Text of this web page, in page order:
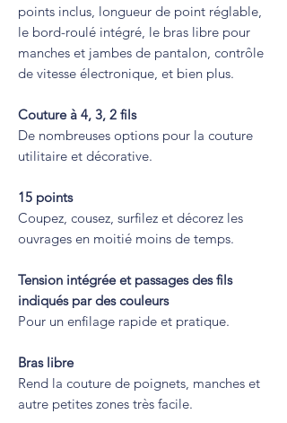
points inclus, longueur de point réglable,
le bord-roulé intégré, le bras libre pour
manches et jambes de pantalon, contrôle
de vitesse électronique, et bien plus.
Couture à 4, 3, 2 fils
De nombreuses options pour la couture
utilitaire et décorative.
15 points
Coupez, cousez, surfilez et décorez les
ouvrages en moitié moins de temps.
Tension intégrée et passages des fils
indiqués par des couleurs
Pour un enfilage rapide et pratique.
Bras libre
Rend la couture de poignets, manches et
autre petites zones très facile.